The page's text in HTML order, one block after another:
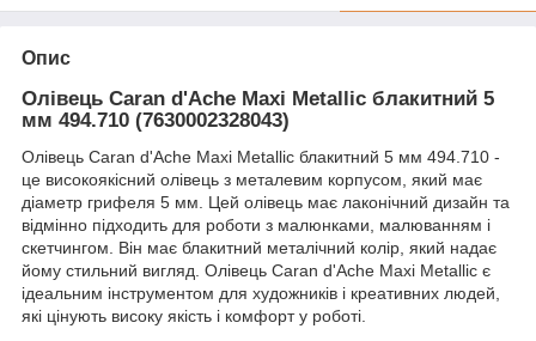
Опис
Олівець Caran d'Ache Maxi Metallic блакитний 5
мм 494.710 (7630002328043)
Олівець Caran d'Ache Maxi Metallic блакитний 5 мм 494.710 -
це високоякісний олівець з металевим корпусом, який має
діаметр грифеля 5 мм. Цей олівець має лаконічний дизайн та
відмінно підходить для роботи з малюнками, малюванням і
скетчингом. Він має блакитний металічний колір, який надає
йому стильний вигляд. Олівець Caran d'Ache Maxi Metallic є
ідеальним інструментом для художників і креативних людей,
які цінують високу якість і комфорт у роботі.